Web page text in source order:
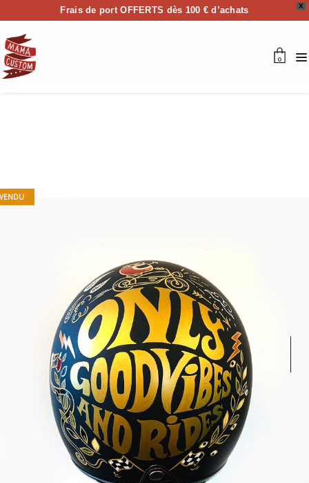
X
Frais de port OFFERTS dès 100 € d’achats
0
VENDU